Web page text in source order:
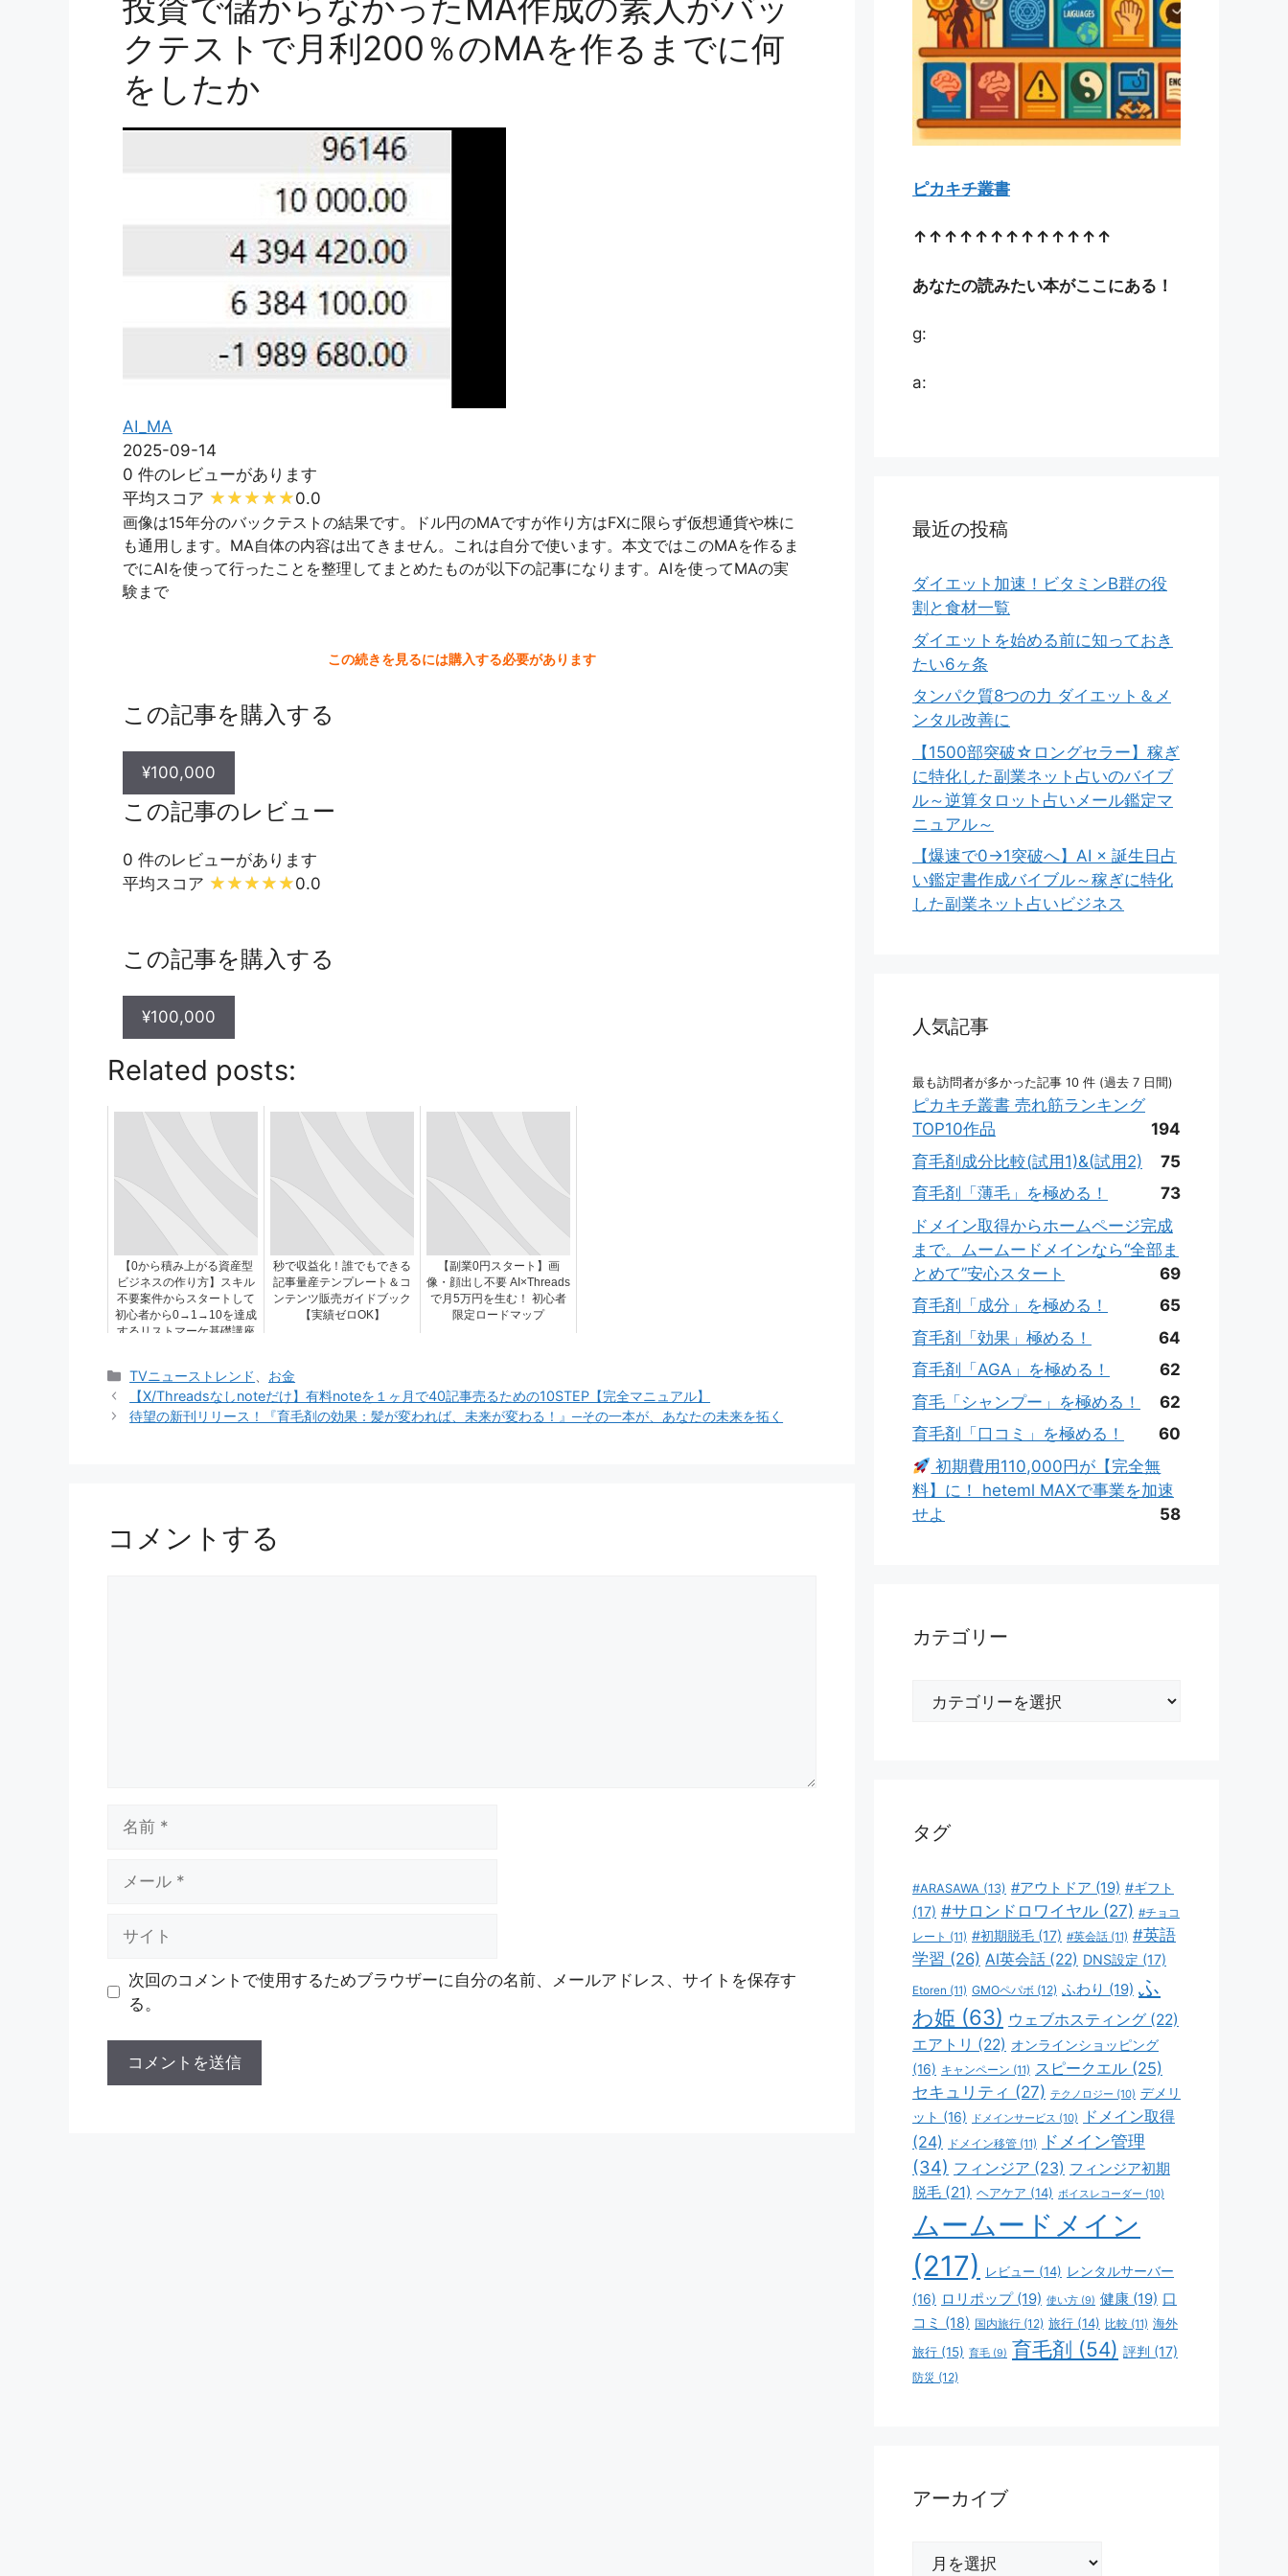
クテストで月利200％のMAを作るまでに何
をしたか
AI_MA
2025-09-14
0 件のレビューがあります
平均スコア
0.0
画像は15年分のバックテストの結果です。ドル円のMAですが作り方はFXに限らず仮想通貨や株に
も通用します。MA自体の内容は出てきません。これは自分で使います。本文ではこのMAを作るま
でにAIを使って行ったことを整理してまとめたものが以下の記事になります。AIを使ってMAの実
験まで
この続きを見るには購入する必要があります
この記事を購入する
¥100,000
この記事のレビュー
0 件のレビューがあります
平均スコア
0.0
この記事を購入する
¥100,000
Related posts:
【0から積み上がる資産型
ビジネスの作り方】スキル
不要案件からスタートして
初心者から0→1→10を達成
するリストマーケ基礎講座
秒で収益化！誰でもできる
記事量産テンプレート＆コ
ンテンツ販売ガイドブック
【実績ゼロOK】
【副業0円スタート】画
像・顔出し不要 AI×Threads
で月5万円を生む！ 初心者
限定ロードマップ
カ
テ
ゴ
TVニューストレンド
お金
【X/Threadsなしnoteだけ】有料noteを１ヶ月で40記事売るための10STEP【完全マニュアル】
待望の新刊リリース！『育毛剤の効果：髪が変われば、未来が変わる！』─その一本が、あなたの未来を拓く
コメントする
次回のコメントで使用するためブラウザーに自分の名前、メールアドレス、サイトを保存す
る。
ピカキチ叢書
↑↑↑↑↑↑↑↑↑↑↑↑↑
あなたの読みたい本がここにある！
g:
a:
最近の投稿
ダイエット加速！ビタミンB群の役
割と食材一覧
ダイエットを始める前に知っておき
たい6ヶ条
タンパク質8つの力 ダイエット＆メ
ンタル改善に
【1500部突破☆ロングセラー】稼ぎ
に特化した副業ネット占いのバイブ
ル～逆算タロット占いメール鑑定マ
ニュアル～
【爆速で0→1突破へ】AI × 誕生日占
い鑑定書作成バイブル～稼ぎに特化
した副業ネット占いビジネス
人気記事
最も訪問者が多かった記事 10 件 (過去 7 日間)
ピカキチ叢書 売れ筋ランキング
TOP10作品
194
育毛剤成分比較(試用1)&(試用2)
75
育毛剤「薄毛」を極める！
73
ドメイン取得からホームページ完成
まで。ムームードメインなら“全部ま
とめて”安心スタート
69
育毛剤「成分」を極める！
65
育毛剤「効果」極める！
64
育毛剤「AGA」を極める！
62
育毛「シャンプー」を極める！
62
育毛剤「口コミ」を極める！
60
初期費用110,000円が【完全無
料】に！ heteml MAXで事業を加速
せよ
58
カテゴリー
タグ
#ARASAWA (13) #アウトドア (19) #ギフト
(17) #サロンドロワイヤル (27) #チョコ
レート (11) #初期脱毛 (17) #英会話 (11) #英語
学習 (26) AI英会話 (22) DNS設定 (17)
Etoren (11) GMOペパボ (12) ふわり (19) ふ
わ姫 (63) ウェブホスティング (22)
エアトリ (22) オンラインショッピング
(16) キャンペーン (11) スピークエル (25)
セキュリティ (27) テクノロジー (10) デメリ
ット (16) ドメインサービス (10)
ドメイン取得
(24)
ドメイン移管 (11)
ドメイン管理
(34) フィンジア (23) フィンジア初期
脱毛 (21) ヘアケア (14) ボイスレコーダー (10)
ムームードメイン
(217)
レビュー (14) レンタルサーバー
(16) ロリポップ(19) 使い方 (9) 健康 (19) 口
コミ (18) 国内旅行 (12) 旅行 (14) 比較 (11) 海外
旅行 (15) 育毛 (9) 育毛剤 (54) 評判 (17)
防災 (12)
アーカイブ